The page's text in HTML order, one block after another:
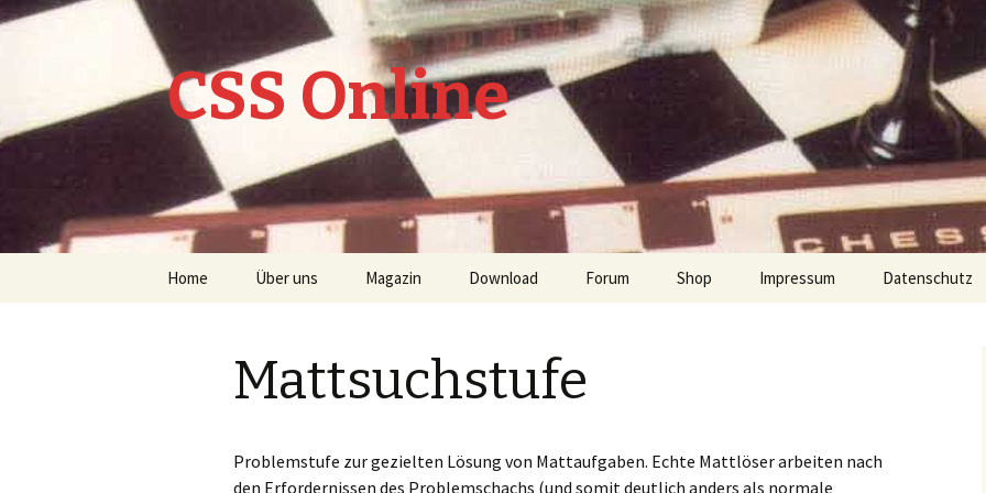
CSS Online
Home Über uns Magazin
Lexikon
Download Forum Shop Impressum Datenschutz
Mattsuchstufe
Problemstufe zur gezielten Lösung von Mattaufgaben. Echte Mattlöser arbeiten nach
den Erfordernissen des Problemschachs (und somit deutlich anders als normale